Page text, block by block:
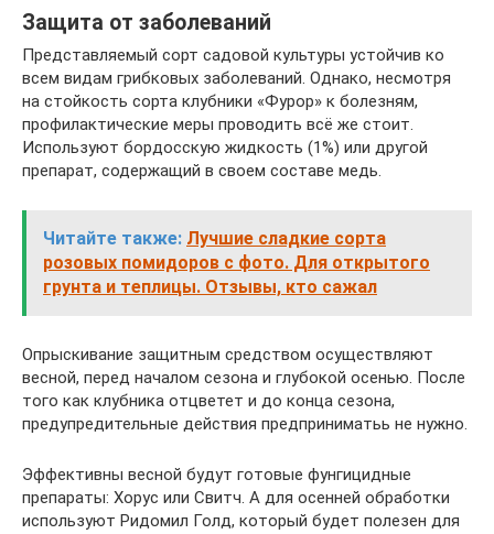
Защита от заболеваний
Представляемый сорт садовой культуры устойчив ко
всем видам грибковых заболеваний. Однако, несмотря
на стойкость сорта клубники «Фурор» к болезням,
профилактические меры проводить всё же стоит.
Используют бордосскую жидкость (1%) или другой
препарат, содержащий в своем составе медь.
Читайте также: Лучшие сладкие сорта
розовых помидоров с фото. Для открытого
грунта и теплицы. Отзывы, кто сажал
Опрыскивание защитным средством осуществляют
весной, перед началом сезона и глубокой осенью. После
того как клубника отцветет и до конца сезона,
предупредительные действия предприниматьь не нужно.
Эффективны весной будут готовые фунгицидные
препараты: Хорус или Свитч. А для осенней обработки
используют Ридомил Голд, который будет полезен для